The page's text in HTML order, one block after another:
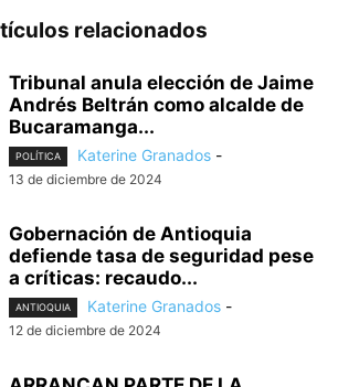
relacionados
Tribunal anula elección de Jaime
Andrés Beltrán como alcalde de
Bucaramanga...
POLÍTICA Katerine Granados -
13 de diciembre de 2024
Gobernación de Antioquia
defiende tasa de seguridad pese
a críticas: recaudo...
ANTIOQUIA Katerine Granados -
12 de diciembre de 2024